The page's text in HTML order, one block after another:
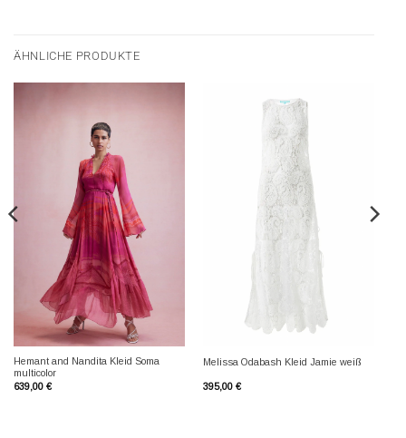
ÄHNLICHE PRODUKTE
Hemant and Nandita Kleid Soma
multicolor
639,00 €
Melissa Odabash Kleid Jamie weiß
395,00 €